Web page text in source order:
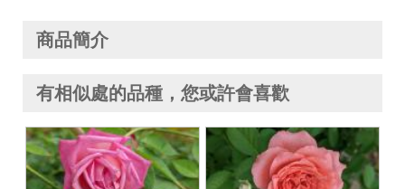
商品簡介
有相似處的品種，您或許會喜歡